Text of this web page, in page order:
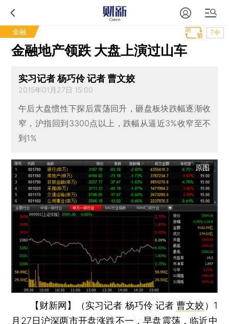
金融 T中
金融地产领跌 大盘上演过山车
实习记者 杨巧伶 记者 曹文姣
2015年01月27日 15:00
午后大盘惯性下探后震荡回升，砸盘板块跌幅逐渐收
窄，沪指回到3300点以上，跌幅从逼近3%收窄至不
到1%
原图
【财新网】（实习记者 杨巧伶 记者曹文姣） 1
月27日沪深两市开盘涨跌不一，早盘震荡，临近中